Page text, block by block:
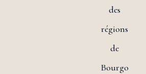
des
régions
de
Bourgo